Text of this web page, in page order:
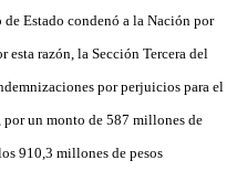
Estado condenó a la Nación por
esta razón, la Sección Tercera del
por perjuicios para el
por un monto de 587 millones de
910,3 millones de pesos